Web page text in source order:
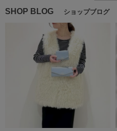
SHOP BLOG ショップブログ